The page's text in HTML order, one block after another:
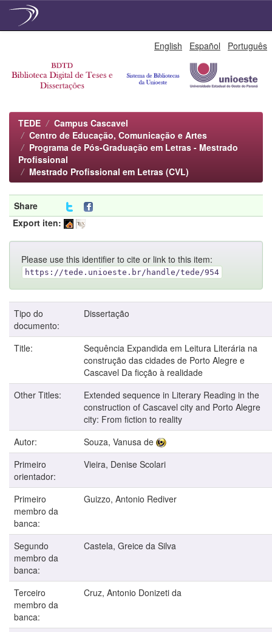
English Español Português
TEDE
Campus Cascavel
Centro de Educação, Comunicação e Artes
Programa de Pós-Graduação em Letras - Mestrado
Profissional
Mestrado Profissional em Letras (CVL)
Share
Export iten:
Please use this identifier to cite or link to this item:
https://tede.unioeste.br/handle/tede/954
Tipo do
documento:
Dissertação
Title:
Sequência Expandida em Leitura Literária na
construção das cidades de Porto Alegre e
Cascavel Da ficção à realidade
Other Titles:
Extended sequence in Literary Reading in the
construction of Cascavel city and Porto Alegre
city: From fiction to reality
Autor:
Souza, Vanusa de
Primeiro
orientador:
Vieira, Denise Scolari
Primeiro
membro da
banca:
Guizzo, Antonio Rediver
Segundo
membro da
banca:
Castela, Greice da Silva
Terceiro
membro da
banca:
Cruz, Antonio Donizeti da